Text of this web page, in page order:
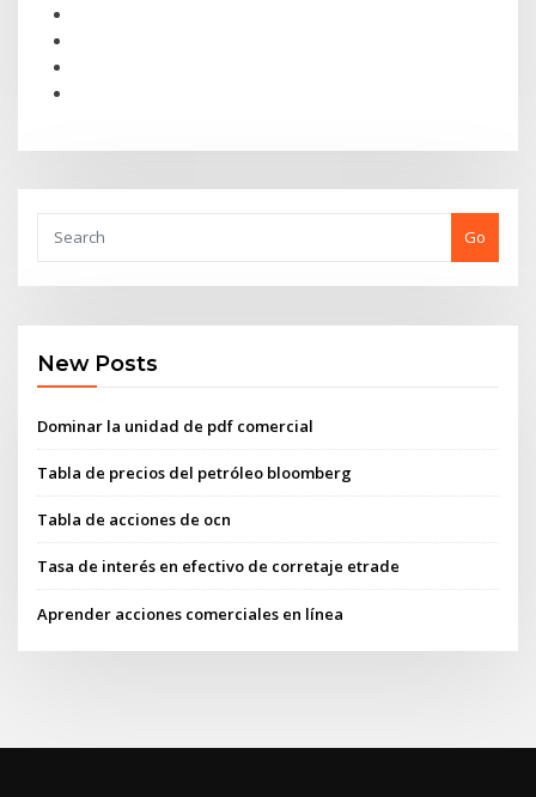
Go
New Posts
Dominar la unidad de pdf comercial
Tabla de precios del petróleo bloomberg
Tabla de acciones de ocn
Tasa de interés en efectivo de corretaje etrade
Aprender acciones comerciales en línea